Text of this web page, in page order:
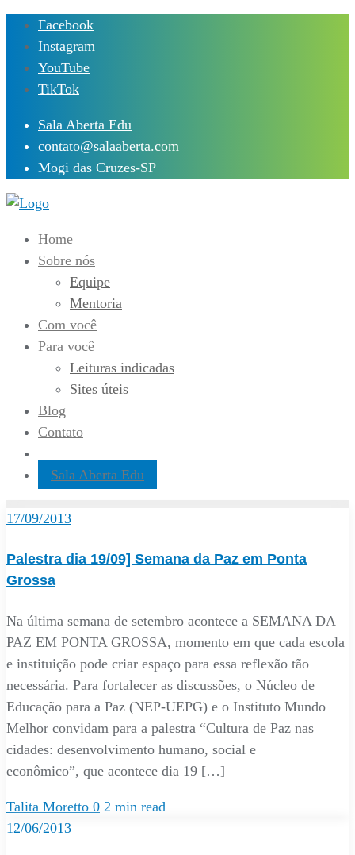
Skip
content
Facebook
Instagram
YouTube
TikTok
Sala Aberta Edu
contato@salaaberta.com
Mogi das Cruzes-SP
Home
Sobre nós
Equipe
Mentoria
Com você
Para você
Leituras indicadas
Sites úteis
Blog
Contato
Sala Aberta Edu
17/09/2013
Palestra dia 19/09] Semana da Paz em Ponta
Grossa
Na última semana de setembro acontece a SEMANA DA
PAZ EM PONTA GROSSA, momento em que cada escola
e instituição pode criar espaço para essa reflexão tão
necessária. Para fortalecer as discussões, o Núcleo de
Educação para a Paz (NEP-UEPG) e o Instituto Mundo
Melhor convidam para a palestra “Cultura de Paz nas
cidades: desenvolvimento humano, social e
econômico”, que acontece dia 19 […]
Talita Moretto 0 2 min read
12/06/2013